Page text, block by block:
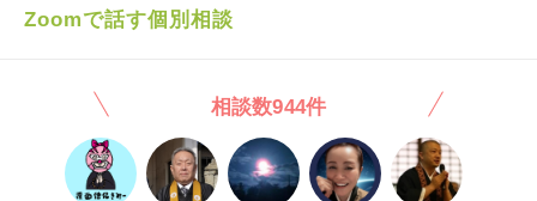
ってきたのですが未だに親が勧めてきたから続けていたとい
う考えが抜けません。またそれに加えて向上心が私には全く
イエットやトレーニングだけでなく、楽しいと思ったゲーム
や物事でさえ三日前後でやめてしまうのです。よく、できる
目標から立てていこうというのを目にするのですがそれすら
Zoomで話す個別相談
相談数944件